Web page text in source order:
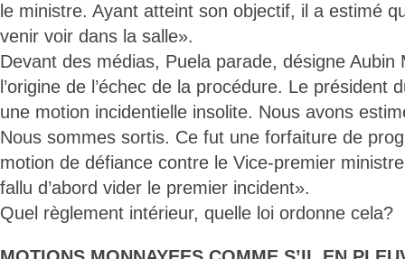
le ministre. Ayant atteint son objectif, il a estimé
venir voir dans la salle».
Devant des médias, Puela parade, désigne Aubin
l’origine de l’échec de la procédure. Le président
une motion incidentielle insolite. Nous avons
Nous sommes sortis. Ce fut une forfaiture de
motion de défiance contre le Vice-premier
fallu d’abord vider le premier incident».
Quel règlement intérieur, quelle loi ordonne cela?